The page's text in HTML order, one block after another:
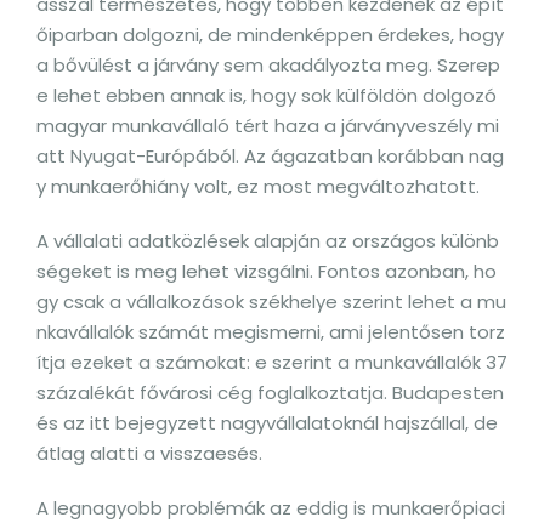
őiparban dolgozni, de mindenképpen érdekes, hogy
a bővülést a járvány sem akadályozta meg. Szerep
e lehet ebben annak is, hogy sok külföldön dolgozó
magyar munkavállaló tért haza a járványveszély mi
att Nyugat-Európából. Az ágazatban korábban nag
y munkaerőhiány volt, ez most megváltozhatott.
A vállalati adatközlések alapján az országos különb
ségeket is meg lehet vizsgálni. Fontos azonban, ho
gy csak a vállalkozások székhelye szerint lehet a mu
nkavállalók számát megismerni, ami jelentősen torz
ítja ezeket a számokat: e szerint a munkavállalók 37
százalékát fővárosi cég foglalkoztatja. Budapesten
és az itt bejegyzett nagyvállalatoknál hajszállal, de
átlag alatti a visszaesés.
A legnagyobb problémák az eddig is munkaerőpiaci